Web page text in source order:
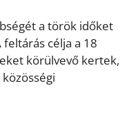
a török időket
célja a 18
körülvevő kertek,